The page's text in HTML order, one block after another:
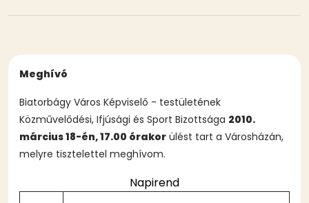
Meghívó
Biatorbágy Város Képviselő - testületének
Közművelődési, Ifjúsági és Sport Bizottsága 2010.
március 18-én, 17.00 órakor ülést tart a Városházán,
melyre tisztelettel meghívom.
Napirend